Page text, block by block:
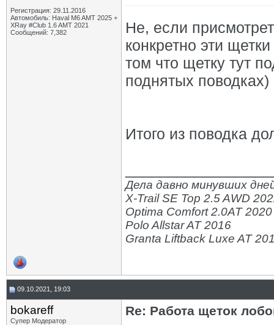
Регистрация: 29.11.2016
Автомобиль: Haval M6 AMT 2025 +
XRay #Club 1.6 AMT 2021
Сообщений: 7,382
Не, если
конкретно эти
том что щетку тут
поднятых
Итого из поводка
Дела давно минувших
X-Trail SE Top 2.5 AWD
Optima Comfort 2.0AT 2020
Polo Allstar AT 2016
Granta Liftback Luxe AT
09.10.2021, 19:03
bokareff
Супер Модератор
Re: Работа щеток